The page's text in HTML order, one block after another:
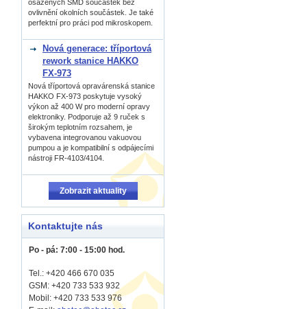
osázených SMD součástek bez
ovlivnění okolních součástek. Je také
perfektní pro práci pod mikroskopem.
Nová generace: tříportová
rework stanice HAKKO
FX-973
Nová tříportová opravárenská stanice
HAKKO FX-973 poskytuje vysoký
výkon až 400 W pro moderní opravy
elektroniky. Podporuje až 9 ruček s
širokým teplotním rozsahem, je
vybavena integrovanou vakuovou
pumpou a je kompatibilní s odpájecími
nástroji FR-4103/4104.
Zobrazit aktuality
Kontaktujte nás
Po - pá: 7:00 - 15:00 hod.
Tel.: +420 466 670 035
GSM: +420 733 533 932
Mobil: +420 733 533 976